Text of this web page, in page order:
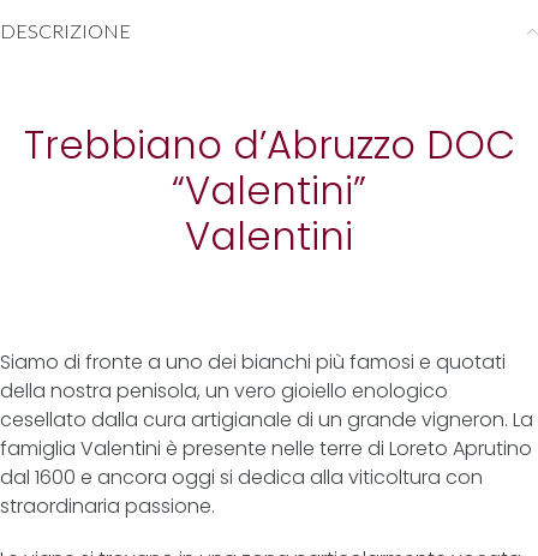
DESCRIZIONE
Trebbiano d’Abruzzo DOC
“Valentini”
Valentini
Siamo di fronte a uno dei bianchi più famosi e quotati
della nostra penisola, un vero gioiello enologico
cesellato dalla cura artigianale di un grande vigneron. La
famiglia Valentini è presente nelle terre di Loreto Aprutino
dal 1600 e ancora oggi si dedica alla viticoltura con
straordinaria passione.